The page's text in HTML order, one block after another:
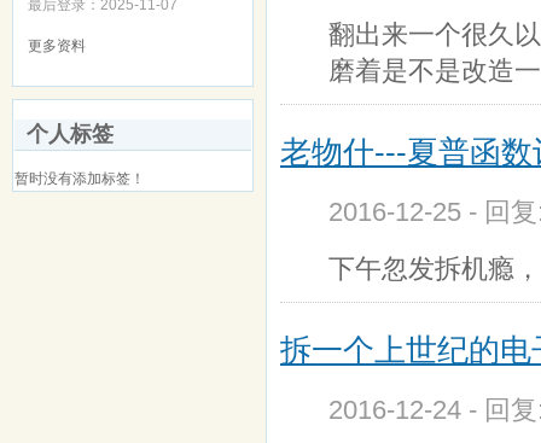
最后登录：2025-11-07
更多资料
个人标签
暂时没有添加标签！
翻出来一个很久
磨着是不是改造
老物什---夏普函数
2016-12-25 - 回
下午忽发拆机瘾
拆一个上世纪的
2016-12-24 - 回